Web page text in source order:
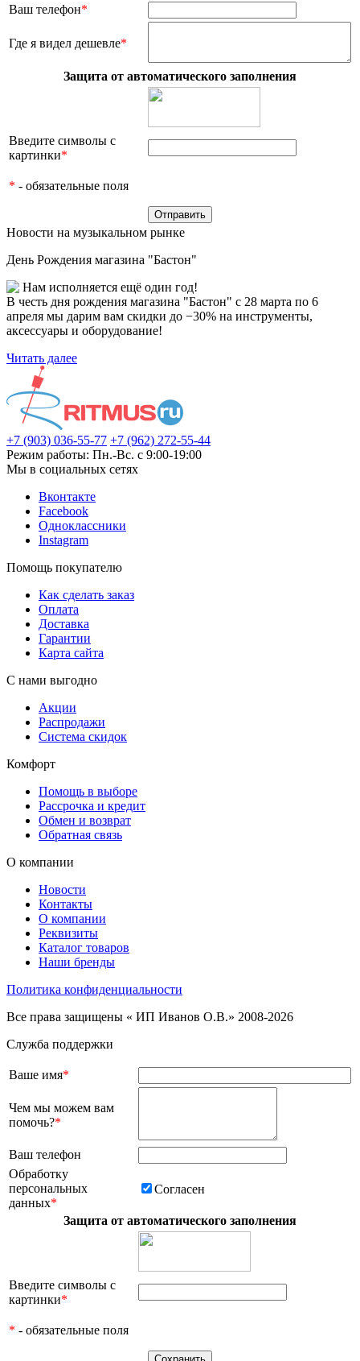
Ваш телефон*
Где я видел дешевле*
Защита от автоматического заполнения
Введите символы с
картинки*
* - обязательные поля
Новости на музыкальном рынке
День Рождения магазина "Бастон"
Нам исполняется ещё один год!
В честь дня рождения магазина "Бастон" с 28 марта по 6
апреля мы дарим вам скидки до −30% на инструменты,
аксессуары и оборудование!
Читать далее
+7 (903) 036-55-77 +7 (962) 272-55-44
Режим работы: Пн.-Вс. с 9:00-19:00
Мы в социальных сетях
Вконтакте
Facebook
Одноклассники
Instagram
Помощь покупателю
Как сделать заказ
Оплата
Доставка
Гарантии
Карта сайта
С нами выгодно
Акции
Распродажи
Система скидок
Комфорт
Помощь в выборе
Рассрочка и кредит
Обмен и возврат
Обратная связь
О компании
Новости
Контакты
О компании
Реквизиты
Каталог товаров
Наши бренды
Политика конфиденциальности
Все права защищены « ИП Иванов О.В.» 2008-2026
Служба поддержки
Ваше имя*
Чем мы можем вам
помочь?*
Ваш телефон
Обработку
персональных
данных*
Согласен
Защита от автоматического заполнения
Введите символы с
картинки*
* - обязательные поля